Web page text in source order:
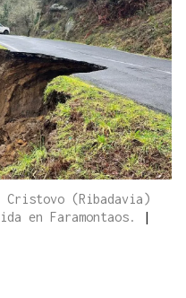
Cristovo (Ribadavia)
en Faramontaos.
|